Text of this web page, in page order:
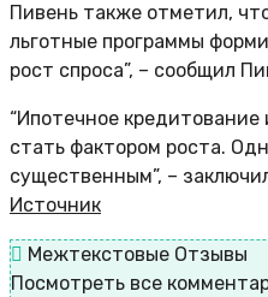
Пивень также отметил,
льготные программы
рост спроса”, – сообщил
“Ипотечное
стать фактором роста.
существенным”, –
Источник
Межтекстовые Отзывы
Посмотреть все